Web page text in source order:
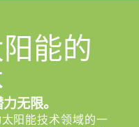
能的
无限。
阳能技术领域的一